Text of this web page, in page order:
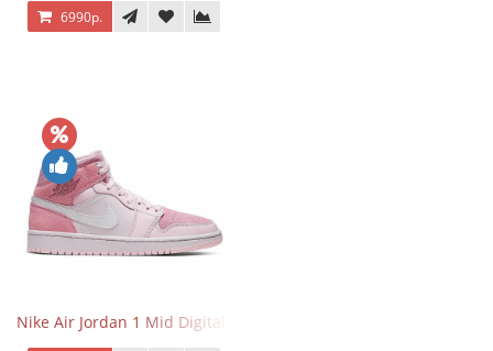
6990р.
Nike Air Jordan 1 Mid Digital Pink